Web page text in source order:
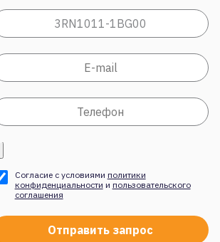
Согласие с условиями политики
конфиденциальности и пользовательского
соглашения